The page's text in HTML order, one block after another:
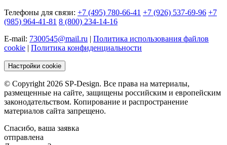
Телефоны для связи: +7 (495) 780-66-41 +7 (926) 537-69-96 +7
(985) 964-41-81 8 (800) 234-14-16
E-mail: 7300545@mail.ru | Политика использования файлов
cookie | Политика конфиденциальности
Настройки cookie
© Copyright 2026 SP-Design. Все права на материалы,
размещенные на сайте, защищены российским и европейским
законодательством. Копирование и распространение
материалов сайта запрещено.
Спасибо, ваша заявка
отправлена